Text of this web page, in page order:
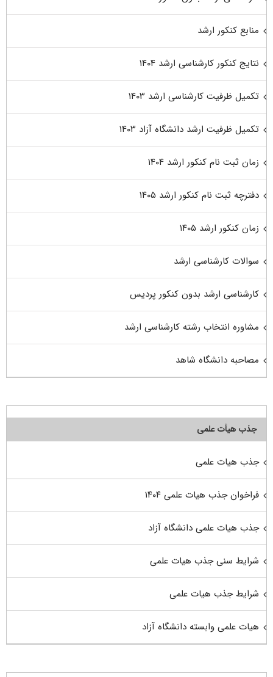
منابع کنکور ارشد
نتایج کنکور کارشناسی ارشد ۱۴۰۴
تکمیل ظرفیت کارشناسی ارشد ۱۴۰۳
تکمیل ظرفیت ارشد دانشگاه آزاد ۱۴۰۳
زمان ثبت نام کنکور ارشد ۱۴۰۴
دفترچه ثبت نام کنکور ارشد ۱۴۰۵
زمان کنکور ارشد ۱۴۰۵
سوالات کارشناسی ارشد
کارشناسی ارشد بدون کنکور پردیس
مشاوره انتخاب رشته کارشناسی ارشد
مصاحبه دانشگاه شاهد
جذب هیأت علمی
جذب هیات علمی
فراخوان جذب هیات علمی ۱۴۰۴
جذب هیات علمی دانشگاه آزاد
شرایط سنی جذب هیات علمی
شرایط جذب هیات علمی
هیات علمی وابسته دانشگاه آزاد